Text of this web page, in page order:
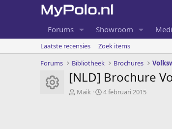
Forums Showroom
Laatste recensies
Zoek items
Forums
Bibliotheek Brochures
Item pictogram
[NLD] Brochure
A
Maik
G
4 februari 2015